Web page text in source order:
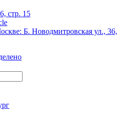
стр. 15
Б. Новодмитровская ул., 36,